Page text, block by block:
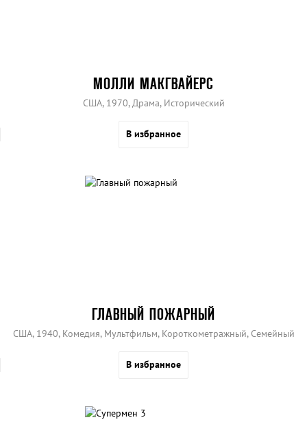
МОЛЛИ МАКГВАЙЕРС
США, 1970, Драма, Исторический
В избранное
ГЛАВНЫЙ ПОЖАРНЫЙ
США, 1940, Комедия, Мультфильм, Короткометражный, Семейный
В избранное